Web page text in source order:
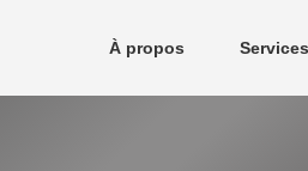
À propos Services